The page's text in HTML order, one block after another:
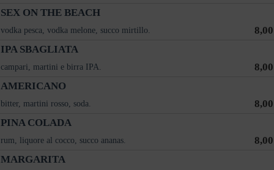
SEX ON THE BEACH
vodka pesca, vodka melone, succo mirtillo.
8,00
IPA SBAGLIATA
campari, martini e birra IPA.
8,00
AMERICANO
bitter, martini rosso, soda.
8,00
PINA COLADA
rum, liquore al cocco, succo ananas.
8,00
MARGARITA